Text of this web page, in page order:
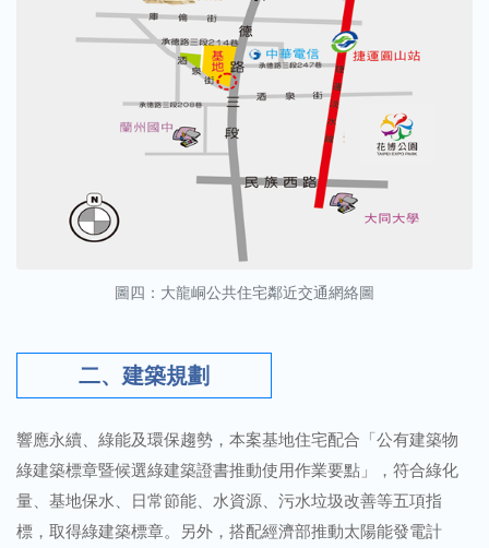
圖四：大龍峒公共住宅鄰近交通網絡圖
二、建築規劃
響應永續、綠能及環保趨勢，本案基地住宅配合「公有建築物
綠建築標章暨候選綠建築證書推動使用作業要點」，符合綠化
量、基地保水、日常節能、水資源、污水垃圾改善等五項指
標，取得綠建築標章。另外，搭配經濟部推動太陽能發電計